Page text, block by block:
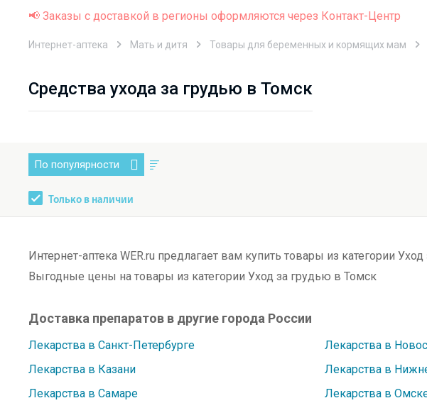
📢 Заказы с доставкой в регионы оформляются через Контакт-Центр
Интернет-аптека Мать и дитя Товары для беременных и кормящих мам
Средства ухода за грудью в Томск
По популярности
Только в наличии
Интернет-аптека WER.ru предлагает вам купить товары из категории
Выгодные цены на товары из категории Уход за грудью в Томск
Доставка препаратов в другие города России
Лекарства в Санкт-Петербурге Лекарства в
Лекарства в Казани
Лекарства в
Лекарства в Самаре
Лекарства в